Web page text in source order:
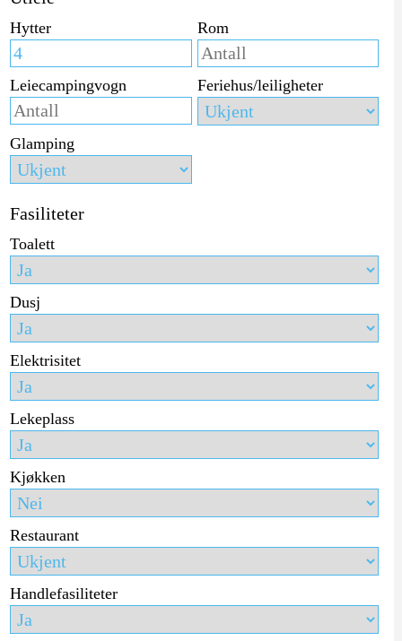
Hytter Rom
Leiecampingvogn Feriehus/leiligheter
Glamping
Fasiliteter
Toalett
Dusj
Elektrisitet
Lekeplass
Kjøkken
Restaurant
Handlefasiliteter